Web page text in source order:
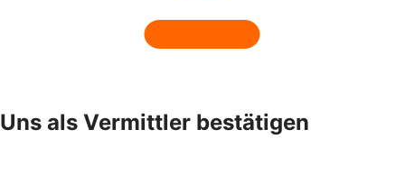
Uns als Vermittler bestätigen